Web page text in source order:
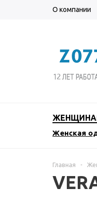
О компании
Женская
Главная -